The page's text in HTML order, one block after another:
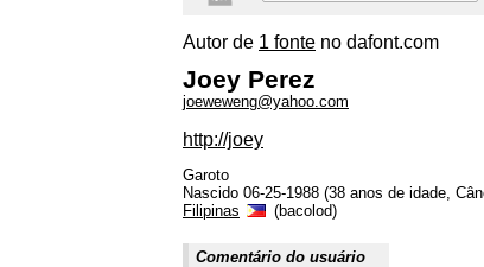
Autor de 1 fonte no dafont.com
Joey Perez
joeweweng@yahoo.com
http://joey
Garoto
Nascido 06-25-1988 (38 anos de idade,
Filipinas
(bacolod)
Comentário do usuário